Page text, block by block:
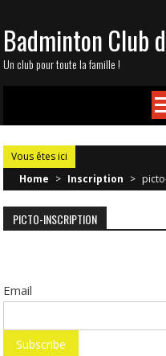
to
content
Badminton Club
Un club pour toute la famille !
Vous êtes ici
Home > Inscription >
PICTO-INSCRIPTION
Email